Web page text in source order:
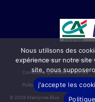
Moyen de paiement Guide des
Conditions générales de ventes
Politique de confidentialité de
© 2026 Mainlynes Blue
Nous utilisons des
expérience sur notre site
site, nous
j'accepte les